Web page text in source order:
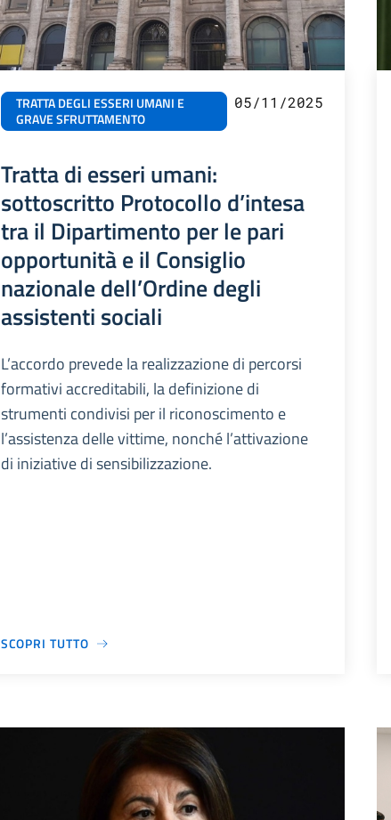
TRATTA DEGLI ESSERI UMANI E
GRAVE SFRUTTAMENTO
05/11/2025
Tratta di esseri umani:
sottoscritto Protocollo d’intesa
tra il Dipartimento per le pari
opportunità e il Consiglio
nazionale dell’Ordine degli
assistenti sociali
L’accordo prevede la realizzazione di percorsi
formativi accreditabili, la definizione di
strumenti condivisi per il riconoscimento e
l’assistenza delle vittime, nonché l’attivazione
di iniziative di sensibilizzazione.
SCOPRI TUTTO